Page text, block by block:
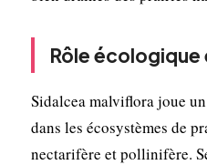
Rôle
Sidalcea malviflora joue
dans les écosystèmes de
nectarifère et pollinifère.